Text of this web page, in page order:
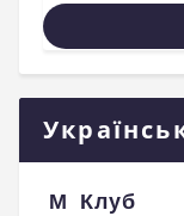
М Клуб